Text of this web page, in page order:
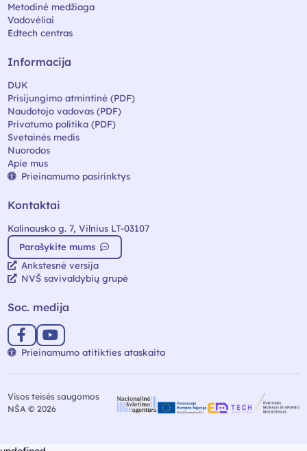
Metodinė medžiaga
Vadovėliai
Edtech centras
Informacija
DUK
Prisijungimo atmintinė (PDF)
Naudotojo vadovas (PDF)
Privatumo politika (PDF)
Svetainės medis
Nuorodos
Apie mus
Prieinamumo pasirinktys
Kontaktai
Kalinausko g. 7, Vilnius LT-03107
Parašykite mums
Ankstesnė versija
NVŠ savivaldybių grupė
Soc. medija
Prieinamumo atitikties ataskaita
Visos teisės saugomos
NŠA © 2026